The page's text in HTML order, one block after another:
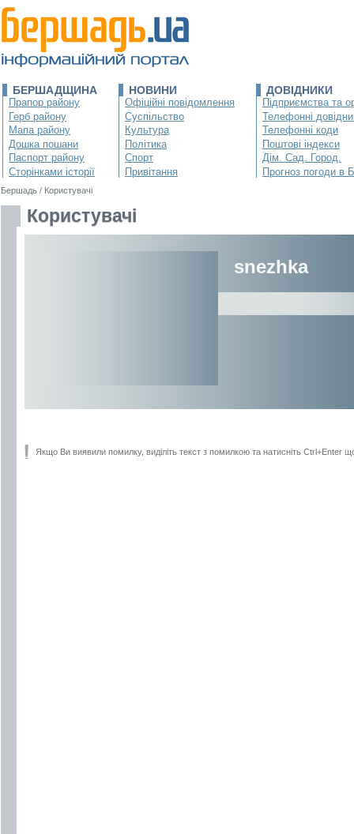
БЕРШАДЩИНА
Прапор району
Герб району
Мапа району
Дошка пошани
Паспорт району
Сторінками історії
НОВИНИ
Офіційні повідомлення
Суспільство
Культура
Політика
Спорт
Привітання
ДОВІДНИКИ
Підприємства та
Телефонні
Телефонні коди
Поштові індекси
Дім. Сад. Город.
Прогноз погоди в
Бершадь / Користувачі
Користувачі
snezhka
Якщо Ви виявили помилку, виділіть текст з помилкою та натисніть Ctrl+Enter